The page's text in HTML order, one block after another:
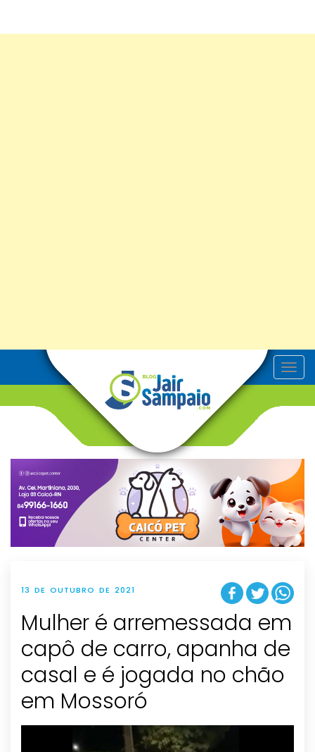
T
o
v
g
t
i
o
n
13 DE OUTUBRO DE 2021
Mulher é arremessada em
capô de carro, apanha de
casal e é jogada no chão
em Mossoró